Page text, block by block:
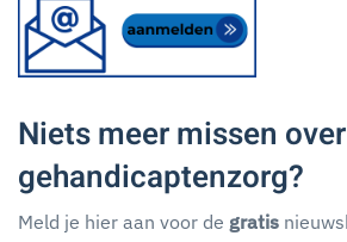
Niets meer missen
gehandicaptenzorg?
Meld je hier aan voor de gratis